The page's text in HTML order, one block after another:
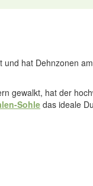
hat Dehnzonen
gewalkt, hat der
Sohle das ideale